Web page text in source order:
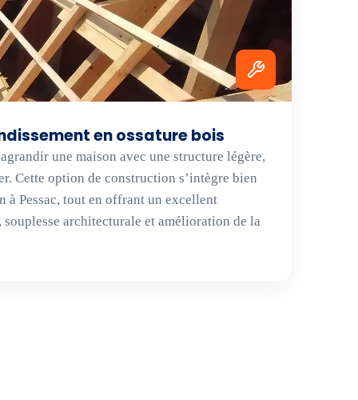
en ossature bois
une maison avec une structure légère,
Cette option de construction s’intègre bien
à Pessac, tout en offrant un excellent
architecturale et amélioration de la